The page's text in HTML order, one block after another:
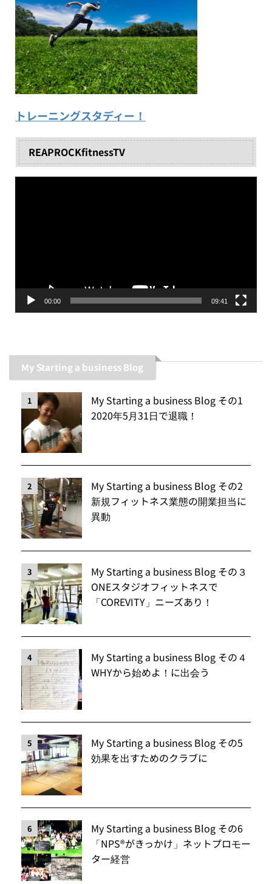
トレーニングスタディー！
REAPROCKfitnessTV
00:00 09:41
My Starting a business Blog
1
My Starting a business Blog その1
2020年5月31日で退職！
2
My Starting a business Blog その2
新規フィットネス業態の開業担当に
異動
3
My Starting a business Blog その３
ONEスタジオフィットネスで
「COREVITY」ニーズあり！
4
My Starting a business Blog その４
WHYから始めよ！に出会う
5
My Starting a business Blog その5
効果を出すためのクラブに
6
My Starting a business Blog その6
「NPS®️がきっかけ」ネットプロモー
ター経営